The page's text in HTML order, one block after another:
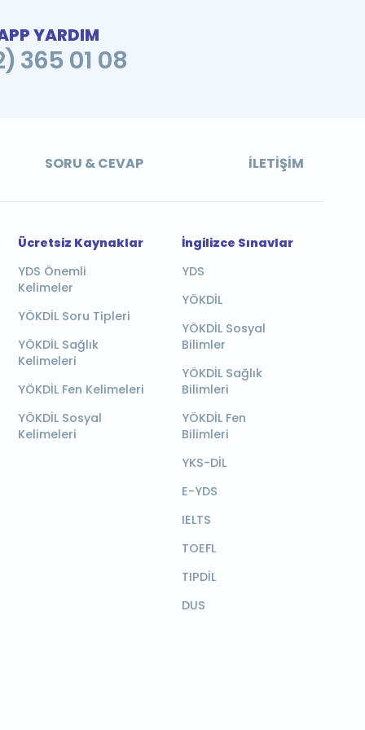
YARDIM
365 01 08
SORU & CEVAP İLETIŞIM
Ücretsiz Kaynaklar
YDS Önemli
Kelimeler
YÖKDİL Soru Tipleri
YÖKDİL Sağlık
Kelimeleri
YÖKDİL Fen Kelimeleri
YÖKDİL Sosyal
Kelimeleri
İngilizce Sınavlar
YDS
YÖKDİL
YÖKDİL Sosyal
Bilimler
YÖKDİL Sağlık
Bilimleri
YÖKDİL Fen
Bilimleri
YKS-DİL
E-YDS
IELTS
TOEFL
TIPDİL
DUS